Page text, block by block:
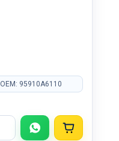
OEM: 95910A6110